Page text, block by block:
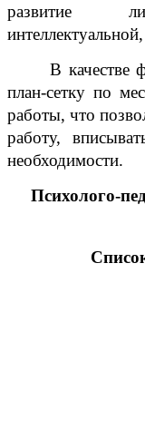
развитие
В качестве
план-сетку по
работы, что
работу,
необходимости.
Психолого-